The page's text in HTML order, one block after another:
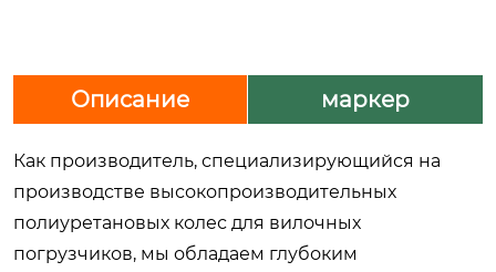
Описание маркер
Как производитель, специализирующийся на
производстве высокопроизводительных
полиуретановых колес для вилочных
погрузчиков, мы обладаем глубоким